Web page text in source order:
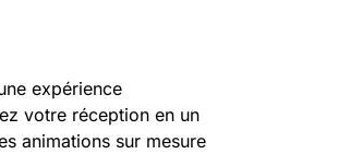
expérience
votre réception en un
animations sur mesure